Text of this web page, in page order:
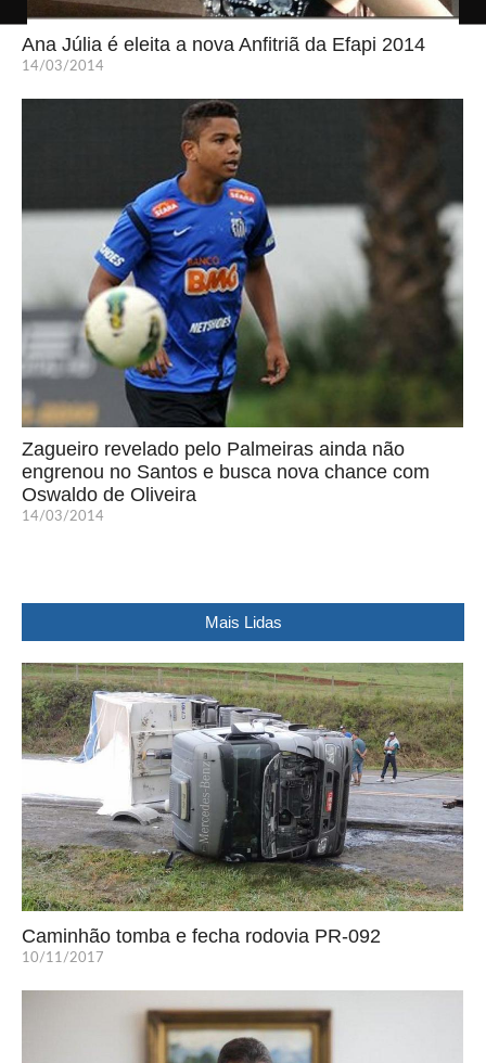
Ana Júlia é eleita a nova Anfitriã da Efapi 2014
14/03/2014
Zagueiro revelado pelo Palmeiras ainda não
engrenou no Santos e busca nova chance com
Oswaldo de Oliveira
14/03/2014
Mais Lidas
Caminhão tomba e fecha rodovia PR-092
10/11/2017